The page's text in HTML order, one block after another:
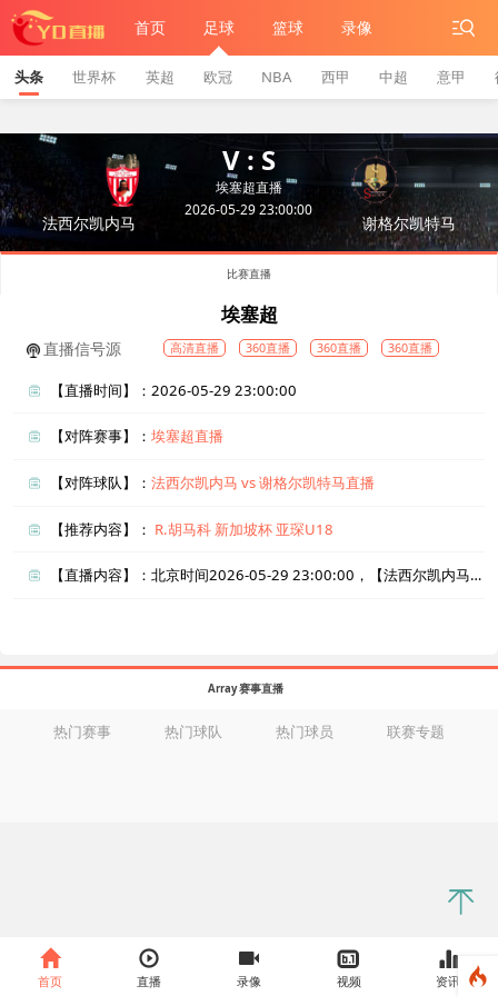
首页 足球 篮球 录像
头条 世界杯 英超 欧冠 NBA 西甲 中超 意甲
法西尔凯内马
V : S
埃塞超直播
2026-05-29 23:00:00
谢格尔凯特马
比赛直播
埃塞超
直播信号源 高清直播 360直播 360直播 360直播
【直播时间】：2026-05-29 23:00:00
【对阵赛事】：埃塞超直播
【对阵球队】：法西尔凯内马 vs 谢格尔凯特马直播
【推荐内容】： R.胡马科 新加坡杯 亚琛U18
【直播内容】：北京时间2026-05-29 23:00:00，【法西尔凯内马vs谢格尔凯特马】直播准时在线播放，喜欢看比赛的朋友可以提前收藏本页面以免错过直播。盈点直播网_足球直播还为您在本页面索引了相关直播、法西尔凯内马直播、谢格尔凯特马直播的近期比赛列表以及两队历史交锋、两队赛程。
Array 赛事直播
首页 直播 录像 视频 资讯
热门赛事 热门球队 热门球员 联赛专题